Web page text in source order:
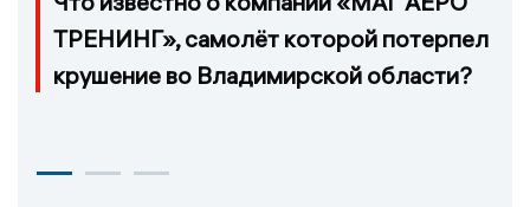
ТРЕНИНГ», самолёт которой потерпел
крушение во Владимирской области?